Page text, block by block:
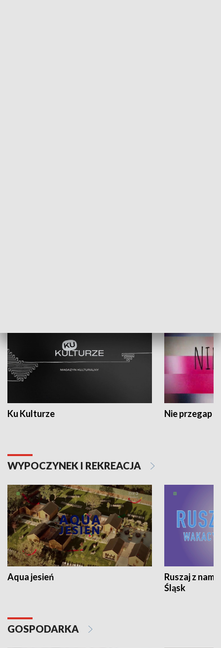
Ku Kulturze Nie przegap
WYPOCZYNEK I REKREACJA
Aqua jesień
Ruszaj z
Śląsk
GOSPODARKA